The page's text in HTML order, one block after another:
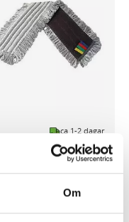
Om
ca 1-2 dagar